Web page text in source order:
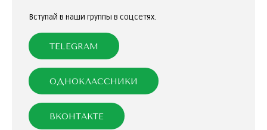
Вступай в наши группы в соцсетях.
TELEGRAM
ОДНОКЛАССНИКИ
ВКОНТАКТЕ